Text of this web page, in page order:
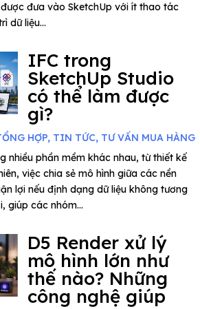
đưa vào SketchUp với ít thao tác
dữ liệu...
IFC trong
SketchUp Studio
có thể làm được
gì?
HỢP, TIN TỨC, TƯ VẤN MUA HÀNG
nhiều phần mềm khác nhau, từ thiết kế
việc chia sẻ mô hình giữa các nền
lợi nếu định dạng dữ liệu không tương
giúp các nhóm...
D5 Render xử lý
mô hình lớn như
thế nào? Những
công nghệ giúp